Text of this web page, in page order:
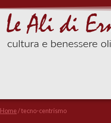
Home/tecno-centrismo